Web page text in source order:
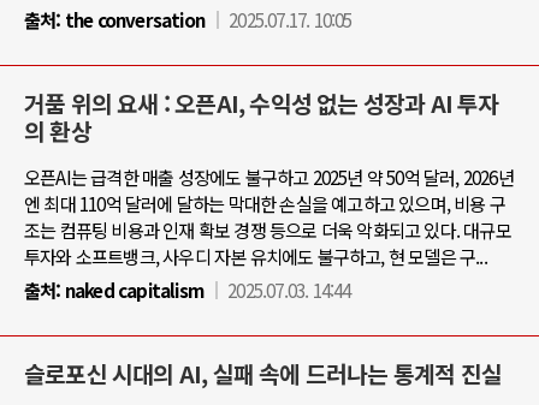
출처: the conversation 2025.07.17. 10:05
거품 위의 요새 : 오픈AI, 수익성 없는 성장과 AI 투자
의 환상
오픈AI는 급격한 매출 성장에도 불구하고 2025년 약 50억 달러, 2026년
엔 최대 110억 달러에 달하는 막대한 손실을 예고하고 있으며, 비용 구
조는 컴퓨팅 비용과 인재 확보 경쟁 등으로 더욱 악화되고 있다. 대규모
투자와 소프트뱅크, 사우디 자본 유치에도 불구하고, 현 모델은 구...
출처: naked capitalism 2025.07.03. 14:44
슬로포신 시대의 AI, 실패 속에 드러나는 통계적 진실